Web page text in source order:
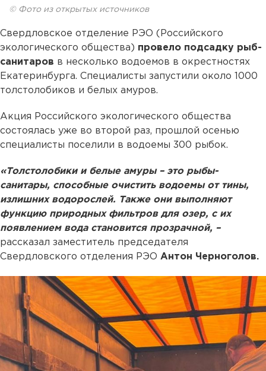
© Фото из открытых источников
Свердловское отделение РЭО (Российского
экологического общества) провело подсадку рыб-
санитаров в несколько водоемов в окрестностях
Екатеринбурга. Специалисты запустили около 1000
толстолобиков и белых амуров.
Акция Российского экологического общества
состоялась уже во второй раз, прошлой осенью
специалисты поселили в водоемы 300 рыбок.
«Толстолобики и белые амуры – это рыбы-
санитары, способные очистить водоемы от тины,
излишних водорослей. Также они выполняют
функцию природных фильтров для озер, с их
появлением вода становится прозрачной, –
рассказал заместитель председателя
Свердловского отделения РЭО Антон Черноголов.